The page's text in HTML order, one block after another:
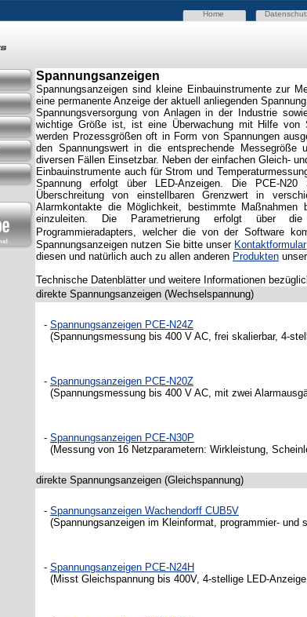
Home
Spannungsanzeigen
Spannungsanzeigen sind kleine Einbauinstrumente zur
eine permanente Anzeige der aktuell anliegenden
Spannungsversorgung von Anlagen in der Industrie
wichtige Größe ist, ist eine Überwachung mit Hilfe von
werden Prozessgrößen oft in Form von Spannungen
den Spannungswert in die entsprechende Messegröße
diversen Fällen Einsetzbar. Neben der einfachen Gleich-
Einbauinstrumente auch für Strom und
Spannung erfolgt über LED-Anzeigen. Die PCE-
Überschreitung von einstellbaren Grenzwert in
Alarmkontakte die Möglichkeit, bestimmte Maßnahmen
einzuleiten. Die Parametrierung erfolgt über
Programmieradapters, welcher die von der Software
Spannungsanzeigennutzen Sie bitte unser Kontaktformular
diesen und natürlich auch zu allen anderen Produkten
Technische Datenblätter und weitere Informationen
direkte Spannungsanzeigen (Wechselspannung)
- Spannungsanzeigen PCE-N24Z
(Spannungsmessung bis 400 V AC, frei skalierbar, 4-
- Spannungsanzeigen PCE-N20Z
(Spannungsmessung bis 400 V AC, mit zwei
- Spannungsanzeigen PCE-N30P
(Messung von 16 Netzparametern: Wirkleistung,
direkte Spannungsanzeigen (Gleichspannung)
- Spannungsanzeigen Wachendorff CUB5V
(Spannungsanzeigen im Kleinformat, programmier-
- Spannungsanzeigen PCE-N24H
(Misst Gleichspannung bis 400V, 4-stellige LED-